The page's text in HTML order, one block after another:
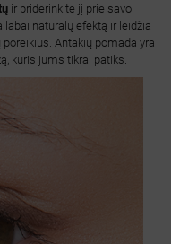
ir priderinkite jį prie savo
natūralų efektą ir leidžia
Antakių pomada yra
kuris jums tikrai patiks.